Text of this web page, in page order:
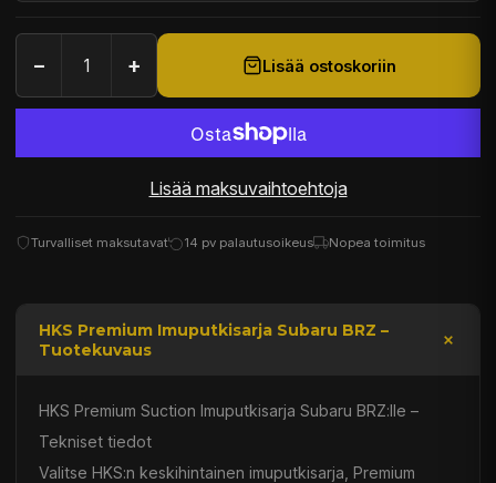
− + Lisää ostoskoriin
Lisää maksuvaihtoehtoja
Turvalliset maksutavat 14 pv palautusoikeus Nopea toimitus
HKS Premium Imuputkisarja Subaru BRZ –
Tuotekuvaus
HKS Premium Suction Imuputkisarja Subaru BRZ:lle –
Tekniset tiedot
Valitse HKS:n keskihintainen imuputkisarja, Premium